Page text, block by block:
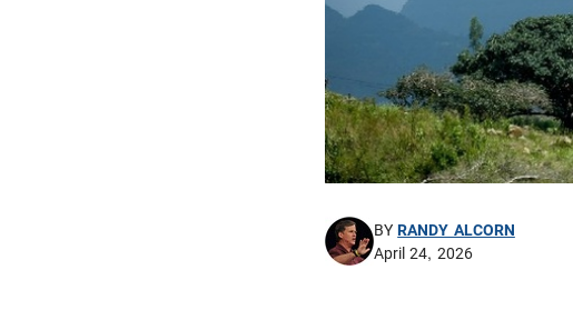
BYRANDY ALCORN
April 24, 2026